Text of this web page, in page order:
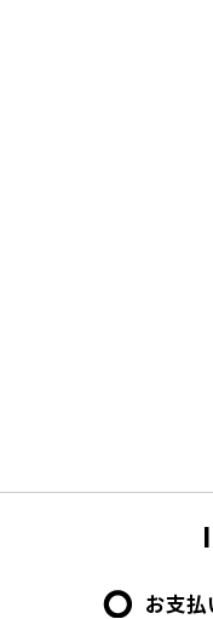
お支